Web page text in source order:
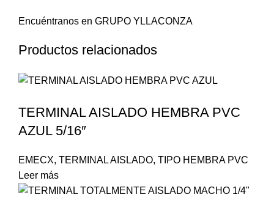
Encuéntranos en GRUPO YLLACONZA
Productos relacionados
TERMINAL AISLADO HEMBRA PVC
AZUL 5/16″
EMECX, TERMINAL AISLADO, TIPO HEMBRA PVC
Leer más